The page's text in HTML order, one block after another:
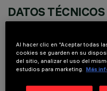
DATOS TÉCNICOS
DESCRIPCIÓN
Luminaria miniaturizada
Al hacer clic en “Aceptar todas
cookies se guarden en su
del sitio, analizar el uso del
estudios para marketing. Más